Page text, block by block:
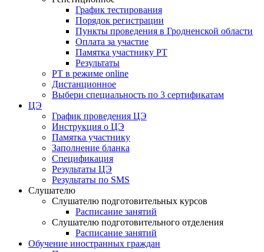
График тестирования
Порядок регистрации
Пункты проведения в Гродненской области
Оплата за участие
Памятка участнику РТ
Результаты
РТ в режиме online
Дистанционное
Выбери специальность по 3 сертификатам
ЦЭ
График проведения ЦЭ
Инструкция о ЦЭ
Памятка участнику
Заполнение бланка
Спецификация
Результаты ЦЭ
Результаты по SMS
Слушателю
Слушателю подготовительных курсов
Расписание занятий
Слушателю подготовительного отделения
Расписание занятий
Обучение иностранных граждан